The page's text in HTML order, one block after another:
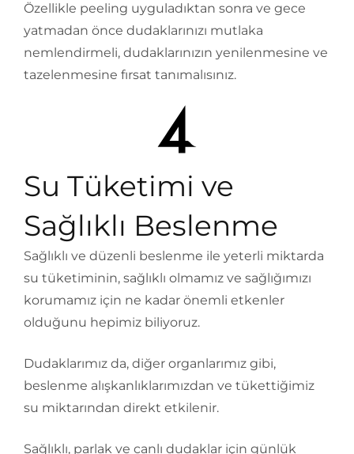
Özellikle peeling uyguladıktan sonra ve gece
yatmadan önce dudaklarınızı mutlaka
nemlendirmeli, dudaklarınızın yenilenmesine ve
tazelenmesine fırsat tanımalısınız.
Su Tüketimi ve
Sağlıklı Beslenme
Sağlıklı ve düzenli beslenme ile yeterli miktarda
su tüketiminin, sağlıklı olmamız ve sağlığımızı
korumamız için ne kadar önemli etkenler
olduğunu hepimiz biliyoruz.
Dudaklarımız da, diğer organlarımız gibi,
beslenme alışkanlıklarımızdan ve tükettiğimiz
su miktarından direkt etkilenir.
Sağlıklı, parlak ve canlı dudaklar için günlük